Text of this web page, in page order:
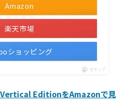
Amazon
楽天市場
ショッピング
ポチップ
EditionをAmazonで見